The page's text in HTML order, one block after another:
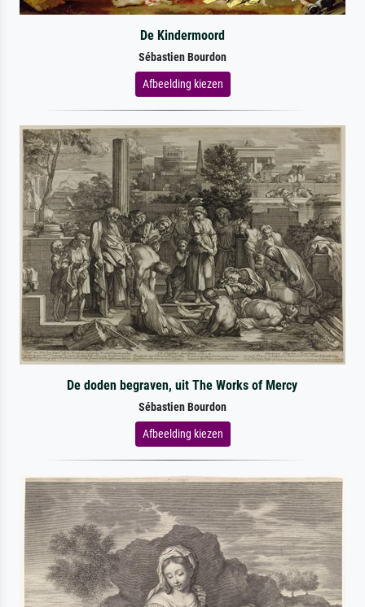
De Kindermoord
Sébastien Bourdon
Afbeelding kiezen
De doden begraven, uit The Works of Mercy
Sébastien Bourdon
Afbeelding kiezen